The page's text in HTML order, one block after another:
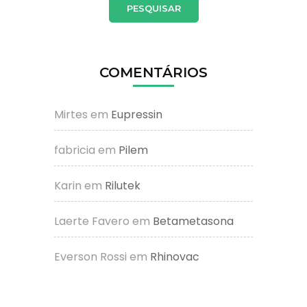
COMENTÁRIOS
Mirtes em Eupressin
fabricia em Pilem
Karin em Rilutek
Laerte Favero em Betametasona
Everson Rossi em Rhinovac